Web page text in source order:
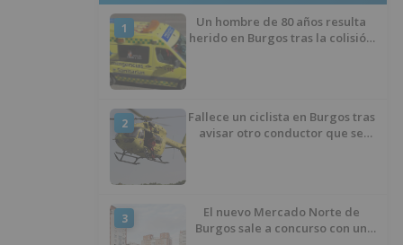
1
Un hombre de 80 años resulta
herido en Burgos tras la colisión
2
Fallece un ciclista en Burgos tras
avisar otro conductor que se
3
El nuevo Mercado Norte de
Burgos sale a concurso con un